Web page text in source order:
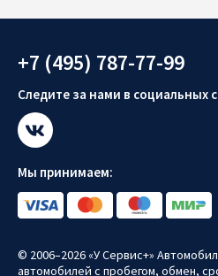
+7 (495) 787-77-99
Следите за нами в социальных
Мы принимаем:
© 2006–2026 «У Сервис+»
автомобилей с пробегом, обмен,